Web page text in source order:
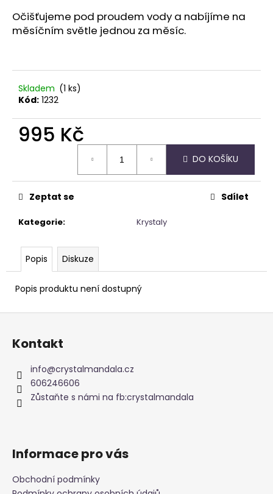
Očišťujeme pod proudem vody a nabíjíme na
měsíčním světle jednou za měsíc.
Skladem (1 ks)
Kód: 1232
995 Kč
DO KOŠÍKU
Kategorie: Krystaly
Zeptat se Sdílet
Popis Diskuze
Popis produktu není dostupný
e
Kč
Z
Kontakt
info@crystalmandala.cz
606246606
Zůstaňte s námi na fb:crystalmandala
Informace pro vás
Obchodní podmínky